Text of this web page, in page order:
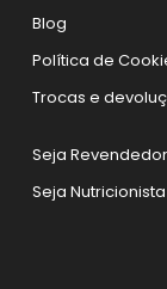
Blog
Política de
Trocas e
Seja
Seja